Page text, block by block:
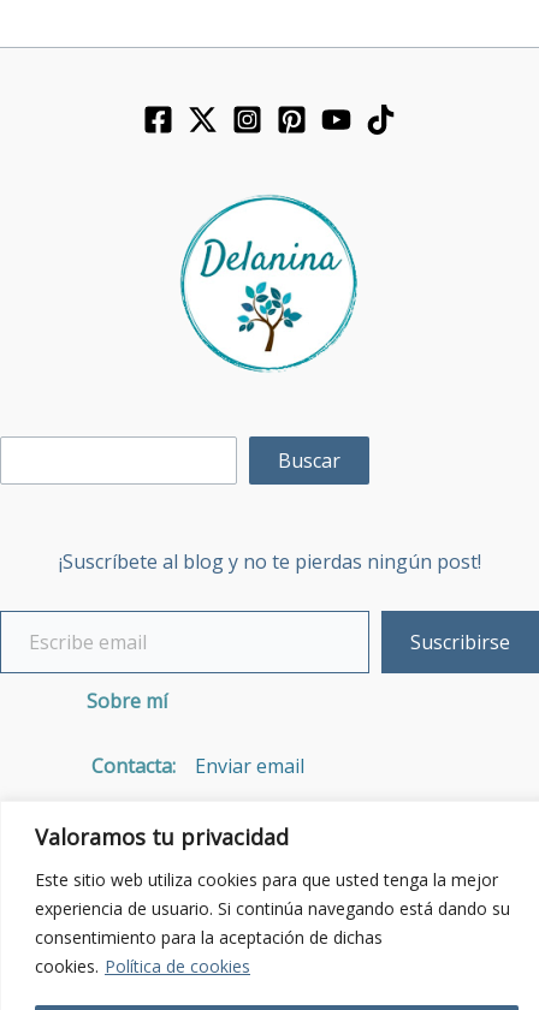
Valoramos tu privacidad
Este sitio web utiliza cookies para que usted tenga la mejor
experiencia de usuario. Si continúa navegando está dando su
consentimiento para la aceptación de dichas
cookies. Política de cookies
Buscar
¡Suscríbete al blog y no te pierdas ningún post!
Suscribirse
Sobre mí
Contacta: Enviar email
Política de Privacidad
Copyright © 2026 | Powered by Delanina.es